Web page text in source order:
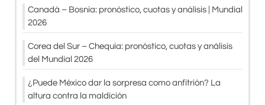
Canadá – Bosnia: pronóstico, cuotas y análisis | Mundial
2026
Corea del Sur – Chequia: pronóstico, cuotas y análisis
del Mundial 2026
¿Puede México dar la sorpresa como anfitrión? La
altura contra la maldición